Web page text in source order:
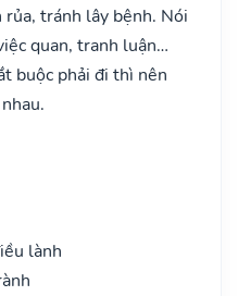
tránh lây bệnh. Nói
quan, tranh luận…
buộc phải đi thì nên
lành